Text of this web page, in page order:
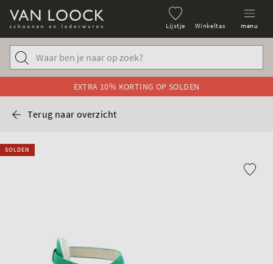
Lijstje Winkeltas menu
EXTRA 10% KORTING OP SOLDEN
Terug naar overzicht
SOLDEN